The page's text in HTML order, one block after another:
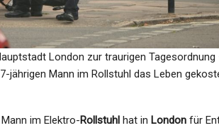
London zur traurigen Tagesordnung
Mann im Rollstuhl das Leben
im Elektro-Rollstuhl hat in London für
Admin Jan